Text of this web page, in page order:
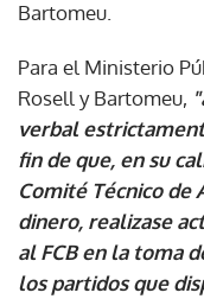
Bartomeu.
Para el Ministerio
Rosell y Bartomeu,
verbal
fin de que, en su
Comité Técnico de
dinero, realizase
al FCB en la toma
los partidos que